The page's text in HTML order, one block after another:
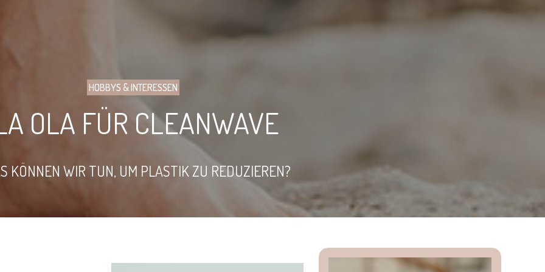
HOBBYS & INTERESSEN
OLA FÜR CLEANWAVE
KÖNNEN WIR TUN, UM PLASTIK ZU REDUZIEREN?